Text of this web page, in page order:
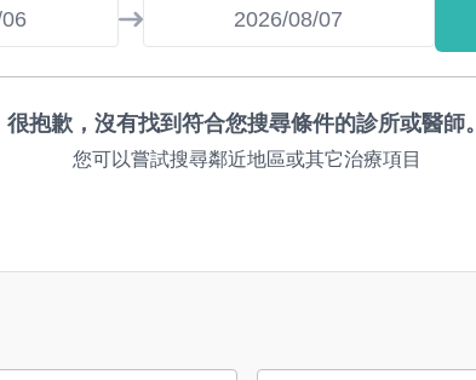
很抱歉，沒有找到符合您搜尋條件的診所或醫師。
您可以嘗試搜尋鄰近地區或其它治療項目